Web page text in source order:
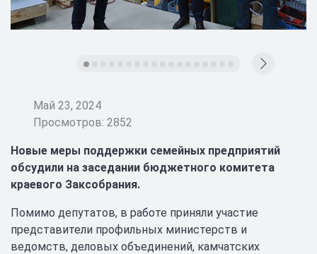
Май 23, 2024
Просмотров: 2852
Новые меры поддержки семейных предприятий
обсудили на заседании бюджетного комитета
краевого Заксобрания.
Помимо депутатов, в работе приняли участие
представители профильных министерств и
ведомств, деловых объединений, камчатских